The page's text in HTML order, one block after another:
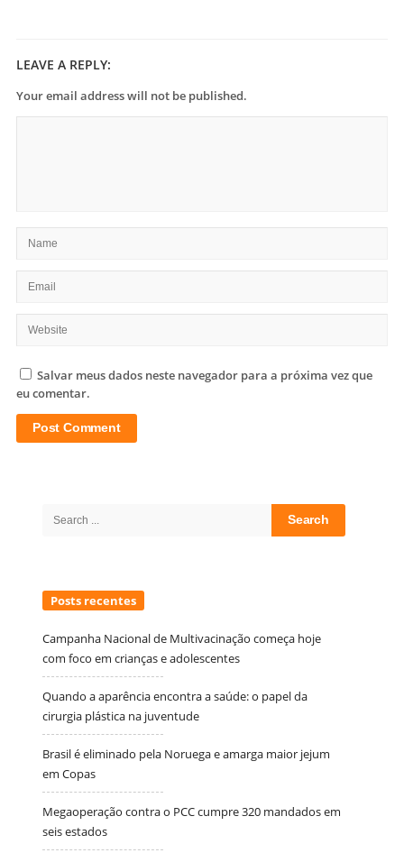
LEAVE A REPLY:
Your email address will not be published.
Salvar meus dados neste navegador para a próxima vez que
eu comentar.
Search
Posts recentes
Campanha Nacional de Multivacinação começa hoje
com foco em crianças e adolescentes
Quando a aparência encontra a saúde: o papel da
cirurgia plástica na juventude
Brasil é eliminado pela Noruega e amarga maior jejum
em Copas
Megaoperação contra o PCC cumpre 320 mandados em
seis estados